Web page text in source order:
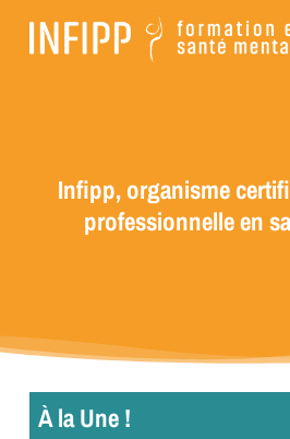
Panneau de gestion des
contenu
Infipp, organisme
professionnelle en
À la Une !